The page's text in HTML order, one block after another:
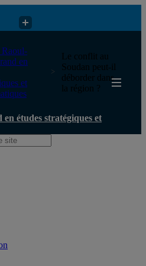
stratégiques et diplomatiques
Raoul-
en
et
Le conflit au
Soudan peut-il
déborder dans
la région ?
études stratégiques et